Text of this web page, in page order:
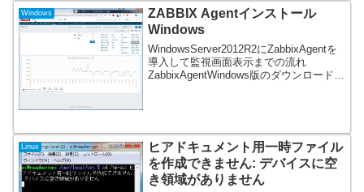
コピペHyper-...
Windows
ZABBIX Agentインストール
Windows
WindowsServer2012R2にZabbixAgentを
導入して監視画面表示までの流れ
ZabbixAgentWindows版のダウンロード書
Linux
ヒアドキュメント用一時ファイル
を作成できません: デバイスに空
き領域がありません